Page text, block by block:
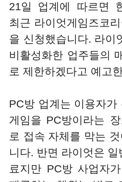
21일 업계에 따르면
최근 라이엇게임즈코
을 신청했습니다. 라이
비활성화한 업주들의
로 제한하겠다고 예고
PC방 업계는 이용자가
게임을 PC방이라는
로 접속 자체를 막는
니다. 반면 라이엇은
료지만 PC방 사업자